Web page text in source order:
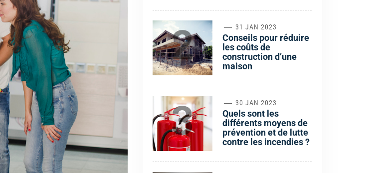
2 31 JAN 2023
Conseils pour réduire
les coûts de
construction d’une
maison
3 30 JAN 2023
Quels sont les
différents moyens de
prévention et de lutte
contre les incendies ?